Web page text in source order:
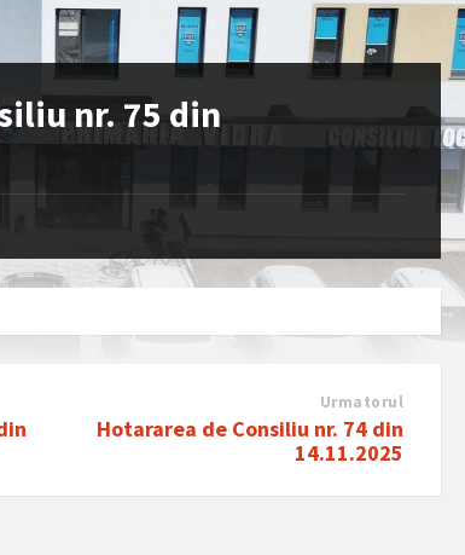
nr. 75 din
Urmatorul
Hotararea de Consiliu nr. 74 din
14.11.2025